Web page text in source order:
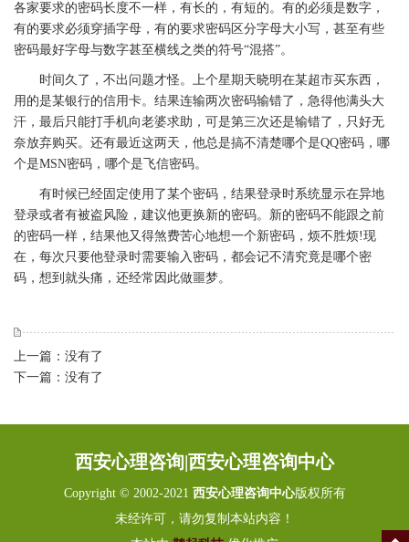
各家要求的密码长度不一样，有长的，有短的。有的必须是数字，
有的要求必须穿插字母，有的要求密码区分字母大小写，甚至有些
密码最好字母与数字甚至横线之类的符号“混搭”。
时间久了，不出问题才怪。上个星期天晓明在某超市买东西，
用的是某银行的信用卡。结果连输两次密码输错了，急得他满头大
汗，最后只能打手机向老婆求助，可是第三次还是输错了，只好无
奈放弃购买。还有最近这两天，他总是搞不清楚哪个是QQ密码，哪
个是MSN密码，哪个是飞信密码。
有时候已经固定使用了某个密码，结果登录时系统显示在异地
登录或者有被盗风险，建议他更换新的密码。新的密码不能跟之前
的密码一样，结果他又得煞费苦心地想一个新密码，烦不胜烦!现
在，每次只要他登录时需要输入密码，都会记不清究竟是哪个密
码，想到就头痛，还经常因此做噩梦。
上一篇：没有了
下一篇：没有了
西安心理咨询|西安心理咨询中心
Copyright © 2002-2021 西安心理咨询中心版权所有
未经许可，请勿复制本站内容！